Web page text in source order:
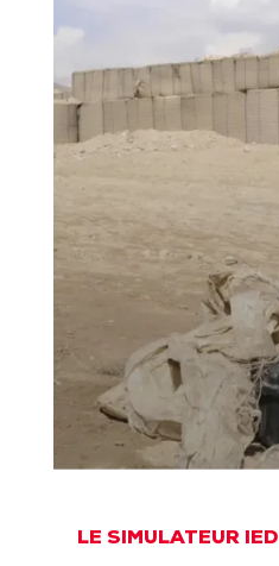
LE SIMULATEUR IED